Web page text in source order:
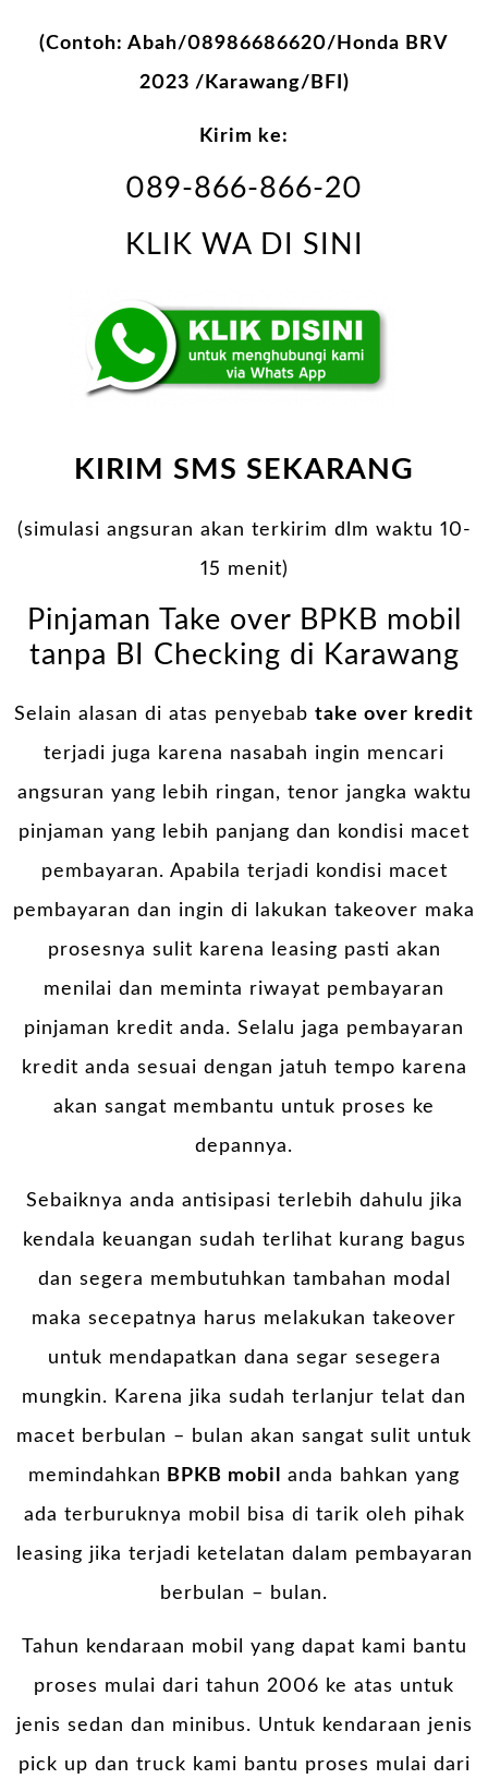
(Contoh: Abah/08986686620/Honda BRV
2023 /Karawang/BFI)
Kirim ke:
089-866-866-20
KLIK WA DI SINI
KIRIM SMS SEKARANG
(simulasi angsuran akan terkirim dlm waktu 10-
15 menit)
Pinjaman Take over BPKB mobil
tanpa BI Checking di Karawang
Selain alasan di atas penyebab take over kredit
terjadi juga karena nasabah ingin mencari
angsuran yang lebih ringan, tenor jangka waktu
pinjaman yang lebih panjang dan kondisi macet
pembayaran. Apabila terjadi kondisi macet
pembayaran dan ingin di lakukan takeover maka
prosesnya sulit karena leasing pasti akan
menilai dan meminta riwayat pembayaran
pinjaman kredit anda. Selalu jaga pembayaran
kredit anda sesuai dengan jatuh tempo karena
akan sangat membantu untuk proses ke
depannya.
Sebaiknya anda antisipasi terlebih dahulu jika
kendala keuangan sudah terlihat kurang bagus
dan segera membutuhkan tambahan modal
maka secepatnya harus melakukan takeover
untuk mendapatkan dana segar sesegera
mungkin. Karena jika sudah terlanjur telat dan
macet berbulan – bulan akan sangat sulit untuk
memindahkan BPKB mobil
anda bahkan yang
ada terburuknya mobil bisa di tarik oleh pihak
leasing jika terjadi ketelatan dalam pembayaran
berbulan – bulan.
Tahun kendaraan mobil yang dapat kami bantu
proses mulai dari tahun 2006 ke atas untuk
jenis sedan dan minibus. Untuk kendaraan jenis
pick up dan truck kami bantu proses mulai dari